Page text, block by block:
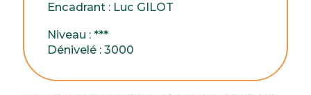
Encadrant : Luc GILOT
Niveau : ***
Dénivelé : 3000